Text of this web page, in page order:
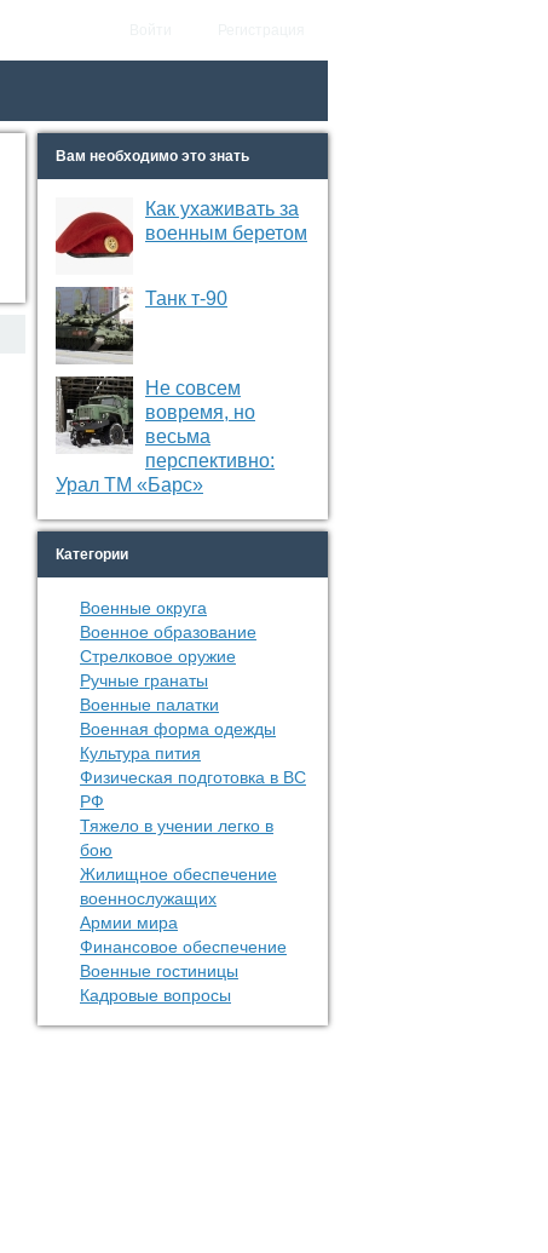
Вам необходимо это знать
Как ухаживать за
военным беретом
Танк т-90
Не совсем
вовремя, но
весьма
перспективно:
Урал ТМ «Барс»
Категории
Военные округа
Военное образование
Стрелковое оружие
Ручные гранаты
Военные палатки
Военная форма одежды
Культура пития
Физическая подготовка в ВС
РФ
Тяжело в учении легко в
бою
Жилищное обеспечение
военнослужащих
Армии мира
Финансовое обеспечение
Военные гостиницы
Кадровые вопросы